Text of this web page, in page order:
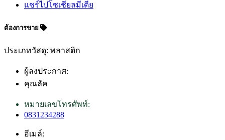
แชร์ไปโซเชียลมีเดีย
ต้องการขาย
ประเภทวัสดุ: พลาสติก
ผู้ลงประกาศ:
คุณลัค
หมายเลขโทรศัพท์:
0831234288
อีเมล์: